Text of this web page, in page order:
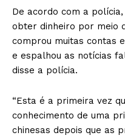
De acordo com a
obter dinheiro por meio
comprou muitas contas
e espalhou as notícias
disse a polícia.
“Esta é a primeira vez
conhecimento de uma
chinesas depois que as